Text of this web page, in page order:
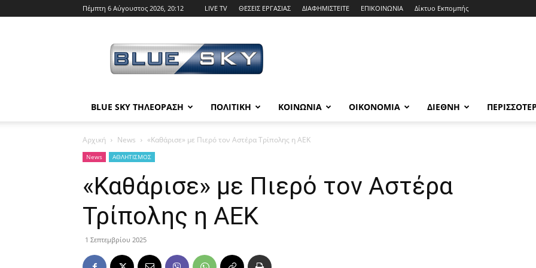
Πέμπτη 6 Αύγουστος 2026, 20:12 LIVE TV ΘΕΣΕΙΣ ΕΡΓΑΣΙΑΣ ΔΙΑΦΗΜΙΣΤΕΙΤΕ ΕΠΙΚΟΙΝΩΝΙΑ Δίκτυο Εκπομπής
SKY
BLUE SKY ΤΗΛΕΟΡΑΣΗ ΠΟΛΙΤΙΚΗ ΚΟΙΝΩΝΙΑ ΟΙΚΟΝΟΜΙΑ ΔΙΕΘΝΗ
Αρχική News «Καθάρισε» με Πιερό τον Αστέρα Τρίπολης η ΑΕΚ
News ΑΘΛΗΤΙΣΜΟΣ
«Καθάρισε» με Πιερό τον Αστέρα
Τρίπολης η ΑΕΚ
1 Σεπτεμβρίου 2025